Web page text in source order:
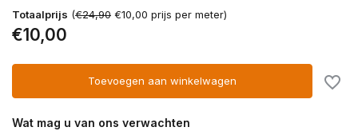
Totaalprijs (€24,90 €10,00 prijs per meter)
€10,00
Toevoegen aan winkelwagen
Wat mag u van ons verwachten